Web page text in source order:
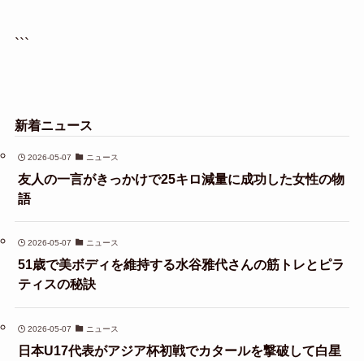
```
新着ニュース
2026-05-07 ニュース
友人の一言がきっかけで25キロ減量に成功した女性の物
語
2026-05-07 ニュース
51歳で美ボディを維持する水谷雅代さんの筋トレとピラ
ティスの秘訣
2026-05-07 ニュース
日本U17代表がアジア杯初戦でカタールを撃破して白星